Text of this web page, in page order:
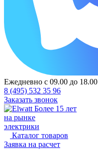
Ежедневно с 09.00 до 18.00
8 (495) 532 35 96
Заказать звонок
Более 15 лет
на рынке
электрики
Каталог товаров
Заявка на расчет